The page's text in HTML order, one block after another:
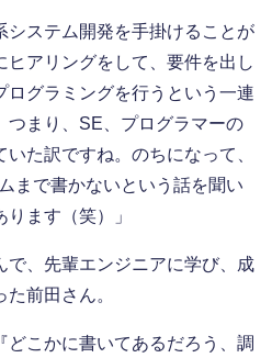
システム開発を手掛けることが
ヒアリングをして、要件を出し
ログラミングを行うという一連
つまり、SE、プログラマーの
た訳ですね。のちになって、
まで書かないという話を聞い
ます（笑）」
で、先輩エンジニアに学び、成
前田さん。
どこかに書いてあるだろう、調